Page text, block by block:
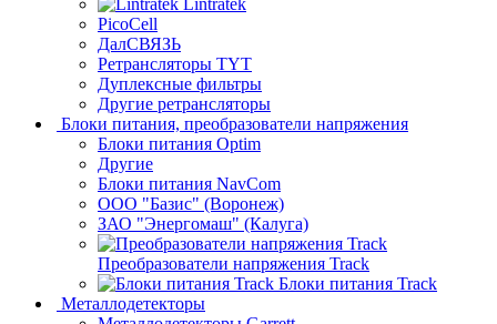
Lintratek
PicoCell
ДалСВЯЗЬ
Ретрансляторы TYT
Дуплексные фильтры
Другие ретрансляторы
Блоки питания, преобразователи напряжения
Блоки питания Optim
Другие
Блоки питания NavCom
ООО "Базис" (Воронеж)
ЗАО "Энергомаш" (Калуга)
Преобразователи напряжения Track
Блоки питания Track
Металлодетекторы